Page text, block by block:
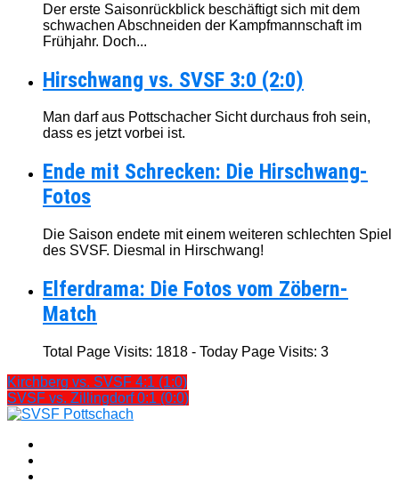
Der erste Saisonrückblick beschäftigt sich mit dem
schwachen Abschneiden der Kampfmannschaft im
Frühjahr. Doch...
Hirschwang vs. SVSF 3:0 (2:0)
Man darf aus Pottschacher Sicht durchaus froh sein,
dass es jetzt vorbei ist.
Ende mit Schrecken: Die Hirschwang-
Fotos
Die Saison endete mit einem weiteren schlechten Spiel
des SVSF. Diesmal in Hirschwang!
Elferdrama: Die Fotos vom Zöbern-
Match
Total Page Visits: 1818 - Today Page Visits: 3
Kirchberg vs. SVSF 4:1 (1:0)
SVSF vs. Zillingdorf 0:1 (0:0)